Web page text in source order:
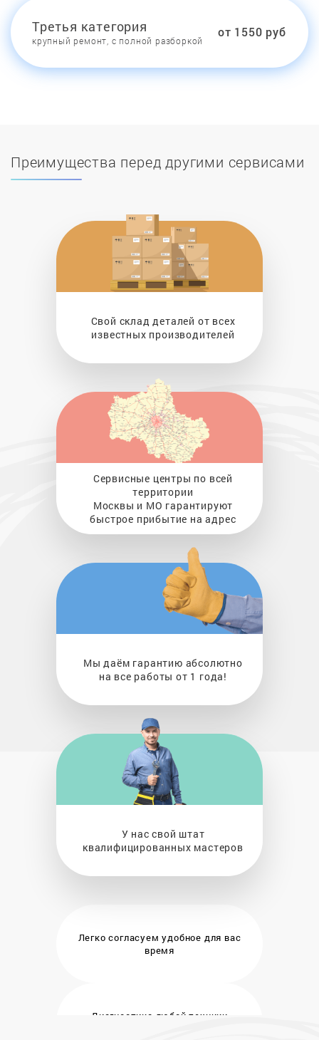
Третья категория
крупный ремонт, с полной разборкой
от 1550 руб
Преимущества перед другими сервисами
Свой склад деталей от всех
известных производителей
Сервисные центры по всей
территории
Москвы и МО гарантируют
быстрое прибытие на адрес
Мы даём гарантию абсолютно
на все работы от 1 года!
У нас свой штат
квалифицированных мастеров
Легко согласуем удобное для вас
время
Диагностика любой техники